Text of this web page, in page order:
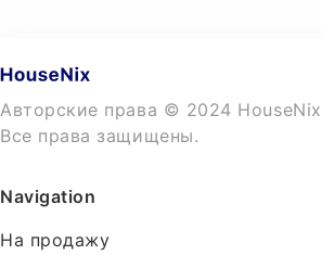
Авторские права © 2024 HouseNix
Все права защищены.
Navigation
На продажу